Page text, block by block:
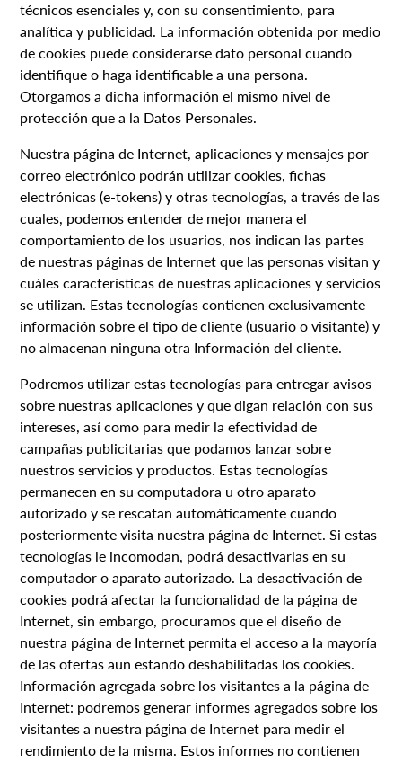
técnicos esenciales y, con su consentimiento, para
analítica y publicidad. La información obtenida por medio
de cookies puede considerarse dato personal cuando
identifique o haga identificable a una persona.
Otorgamos a dicha información el mismo nivel de
protección que a la Datos Personales.
Nuestra página de Internet, aplicaciones y mensajes por
correo electrónico podrán utilizar cookies, fichas
electrónicas (e-tokens) y otras tecnologías, a través de las
cuales, podemos entender de mejor manera el
comportamiento de los usuarios, nos indican las partes
de nuestras páginas de Internet que las personas visitan y
cuáles características de nuestras aplicaciones y servicios
se utilizan. Estas tecnologías contienen exclusivamente
información sobre el tipo de cliente (usuario o visitante) y
no almacenan ninguna otra Información del cliente.
Podremos utilizar estas tecnologías para entregar avisos
sobre nuestras aplicaciones y que digan relación con sus
intereses, así como para medir la efectividad de
campañas publicitarias que podamos lanzar sobre
nuestros servicios y productos. Estas tecnologías
permanecen en su computadora u otro aparato
autorizado y se rescatan automáticamente cuando
posteriormente visita nuestra página de Internet. Si estas
tecnologías le incomodan, podrá desactivarlas en su
computador o aparato autorizado. La desactivación de
cookies podrá afectar la funcionalidad de la página de
Internet, sin embargo, procuramos que el diseño de
nuestra página de Internet permita el acceso a la mayoría
de las ofertas aun estando deshabilitadas los cookies.
Información agregada sobre los visitantes a la página de
Internet: podremos generar informes agregados sobre los
visitantes a nuestra página de Internet para medir el
rendimiento de la misma. Estos informes no contienen